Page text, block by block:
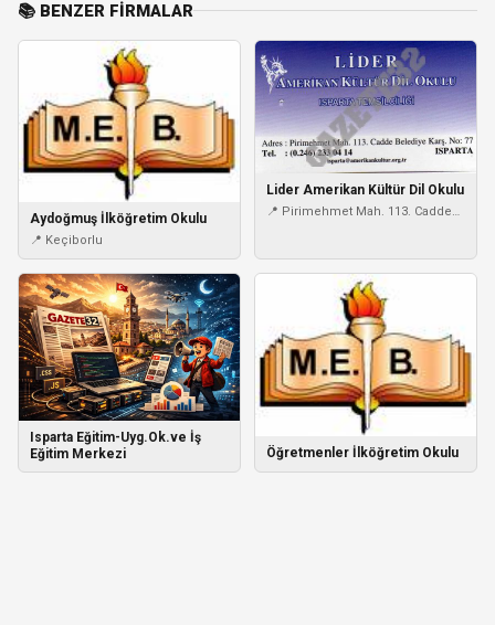
📚 BENZER FIRMALAR
Aydoğmuş İlköğretim Okulu
📍 Keçiborlu
Lider Amerikan Kültür Dil Okulu
📍 Pirimehmet Mah. 113. Cadde
Isparta Eğitim-Uyg.Ok.ve İş
Eğitim Merkezi
Öğretmenler İlköğretim Okulu